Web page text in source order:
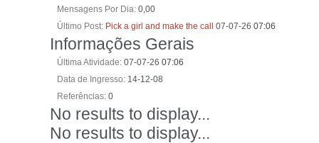
Mensagens Por Dia 0,00
Último Post Pick a girl and make the call 07-07-26 07:06
Informações Gerais
Última Atividade 07-07-26 07:06
Data de Ingresso 14-12-08
Referências 0
No results to display...
No results to display...